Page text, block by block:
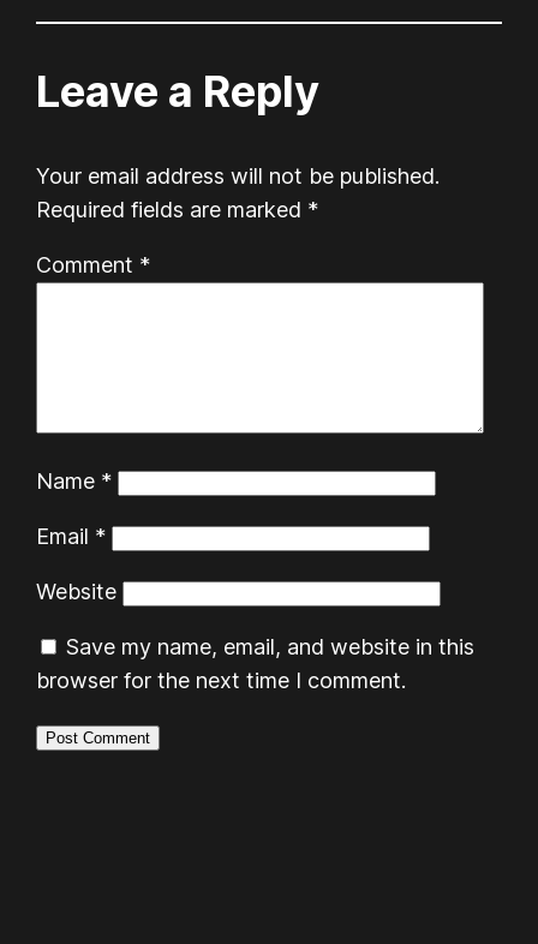
Leave a Reply
Your email address will not be published.
Required fields are marked *
Comment *
Name *
Email *
Website
Save my name, email, and website in this
browser for the next time I comment.